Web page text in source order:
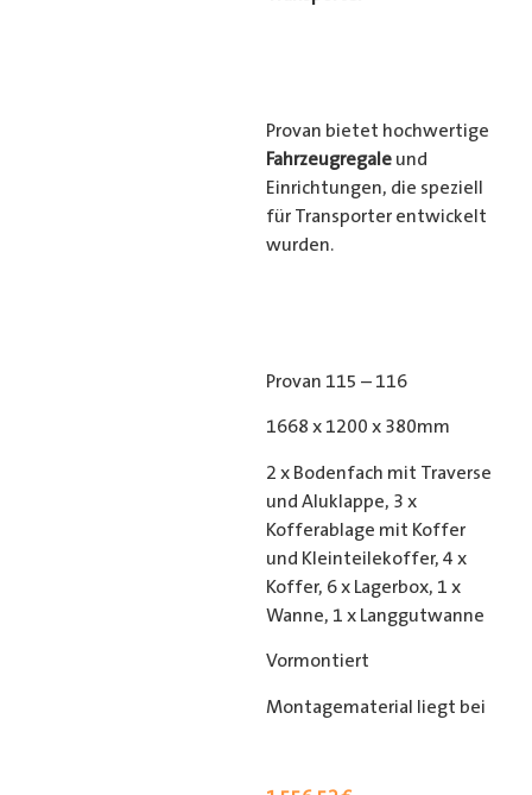
Provan bietet hochwertige
Fahrzeugregale und
Einrichtungen, die speziell
für Transporter entwickelt
wurden.
Provan 115 – 116
1668 x 1200 x 380mm
2 x Bodenfach mit Traverse
und Aluklappe, 3 x
Kofferablage mit Koffer
und Kleinteilekoffer, 4 x
Koffer, 6 x Lagerbox, 1 x
Wanne, 1 x Langgutwanne
Vormontiert
Montagematerial liegt bei